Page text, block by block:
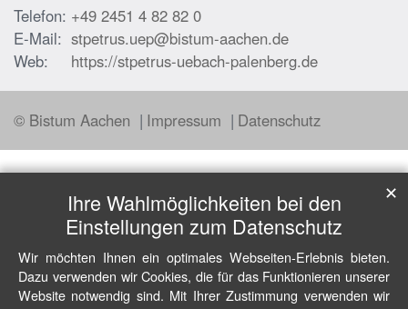
Telefon: +49 2451 4 82 82 0
E-Mail: stpetrus.uep@bistum-aachen.de
Web:
https://stpetrus-uebach-palenberg.de
© Bistum Aachen Impressum Datenschutz
Ihre Wahlmöglichkeiten bei den
Einstellungen zum Datenschutz
Wir möchten Ihnen ein optimales Webseiten-Erlebnis bieten.
Dazu verwenden wir Cookies, die für das Funktionieren unserer
Website notwendig sind. Mit Ihrer Zustimmung verwenden wir
✕